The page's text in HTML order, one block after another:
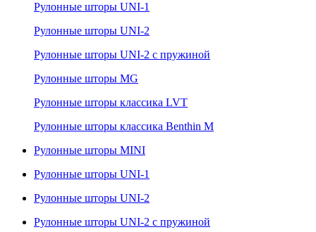
Рулонные шторы UNI-1
Рулонные шторы UNI-2
Рулонные шторы UNI-2 с пружиной
Рулонные шторы MG
Рулонные шторы классика LVT
Рулонные шторы классика Benthin M
Рулонные шторы MINI
Рулонные шторы UNI-1
Рулонные шторы UNI-2
Рулонные шторы UNI-2 с пружиной